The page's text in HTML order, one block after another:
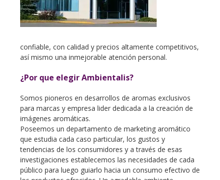
confiable, con calidad y precios altamente competitivos,
así mismo una inmejorable atención personal.
¿Por que elegir Ambientalis?
Somos pioneros en desarrollos de aromas exclusivos
para marcas y empresa lider dedicada a la creación de
imágenes aromáticas.
Poseemos un departamento de marketing aromático
que estudia cada caso particular, los gustos y
tendencias de los consumidores y a través de esas
investigaciones establecemos las necesidades de cada
público para luego guiarlo hacia un consumo efectivo de